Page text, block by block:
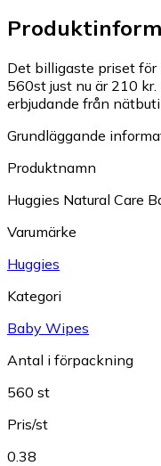
Det billigaste priset för
560st just nu är 210 kr.
erbjudande från
Grundläggande
Produktnamn
Huggies Natural Care
Varumärke
Huggies
Kategori
Baby Wipes
Antal i förpackning
560 st
Pris/st
0.38